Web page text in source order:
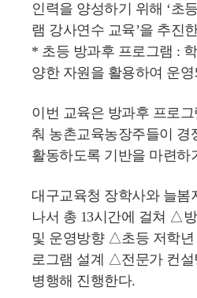
인력을 양성하기 위해 ‘초
램 강사연수 교육’을 추진
* 초등 방과후 프로그램 :
양한 자원을 활용하여 운
이번 교육은 방과후 프로
춰 농촌교육농장주들이 경
활동하도록 기반을 마련하
대구교육청 장학사와 늘봄
나서 총 13시간에 걸쳐 △
및 운영방향 △초등 저학
로그램 설계 △전문가 컨설
병행해 진행한다.